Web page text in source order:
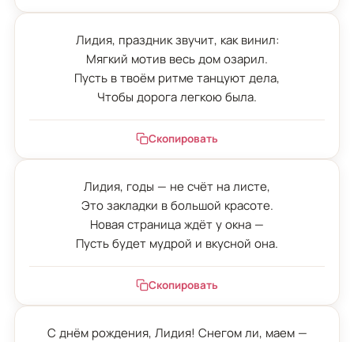
Лидия, праздник звучит, как винил:
Мягкий мотив весь дом озарил.
Пусть в твоём ритме танцуют дела,
Чтобы дорога легкою была.
Скопировать
Лидия, годы — не счёт на листе,
Это закладки в большой красоте.
Новая страница ждёт у окна —
Пусть будет мудрой и вкусной она.
Скопировать
С днём рождения, Лидия! Снегом ли, маем —